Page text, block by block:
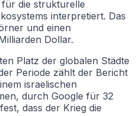
die strukturelle
interpretiert. Das
und einen
Dollar.
Platz der globalen Städte
Periode zählt der Bericht
israelischen
durch Google für 32
dass der Krieg die